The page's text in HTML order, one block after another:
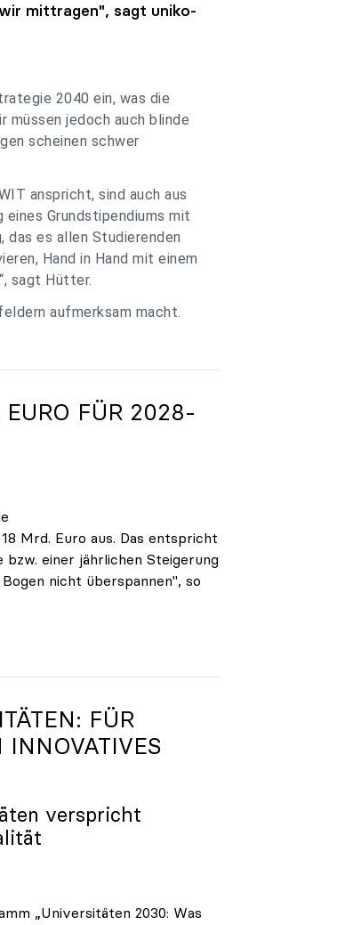
mittragen", sagt uniko-
2040 ein, was die
müssen jedoch auch blinde
scheinen schwer
anspricht, sind auch aus
eines Grundstipendiums mit
das es allen Studierenden
Hand in Hand mit einem
sagt Hütter.
aufmerksam macht.
EURO FÜR 2028-
Mrd. Euro aus. Das entspricht
einer jährlichen Steigerung
nicht überspannen", so
FÜR
INNOVATIVES
verspricht
„Universitäten 2030: Was